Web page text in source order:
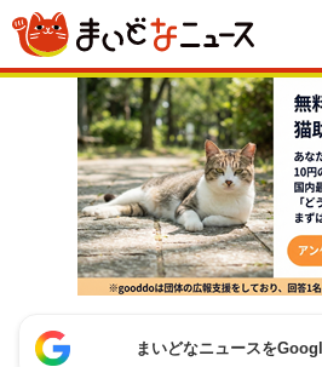
まいどなニュースを